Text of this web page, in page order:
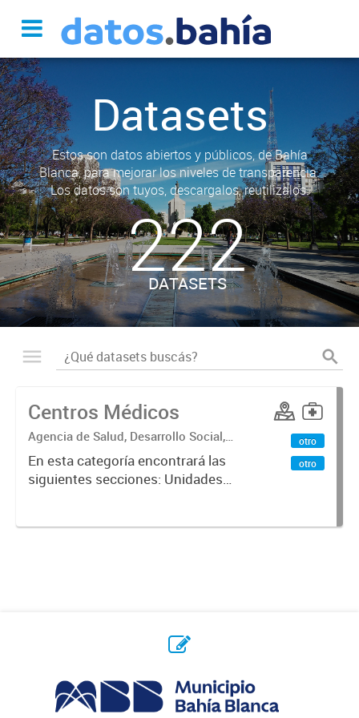
Datasets
Estos son datos abiertos y públicos, de Bahía
Blanca, para mejorar los niveles de transparencia.
Los datos son tuyos, descargalos, reutilizalos.
222
DATASETS
Centros Médicos
Agencia de Salud, Desarrollo Social,
Ambiente y Hábitat
En esta categoría encontrará las
siguientes secciones: Unidades
Respiratorios,
otro
otro